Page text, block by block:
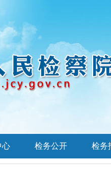
心 检务公开 检务